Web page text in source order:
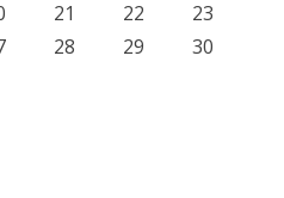
21 22
23
28 29
30